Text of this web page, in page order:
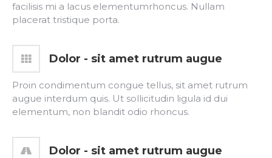
facilisis mi a lacus elementumrhoncus. Nullam
placerat tristique porta.
Dolor - sit amet rutrum augue
Proin condimentum congue tellus, sit amet rutrum
augue interdum quis. Ut sollicitudin ligula id dui
elementum, non blandit odio rhoncus.
Dolor - sit amet rutrum augue